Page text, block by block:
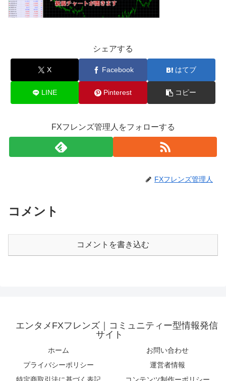
シェアする
X Facebook はてブ
LINE Pinterest コピー
FXフレンズ管理人をフォローする
FXフレンズ管理人
コメント
コメントを書き込む
エンタメFXフレンズ｜コミュニティー型情報発信
サイト
ホーム
お問い合わせ
プライバシーポリシー
運営者情報
特定商取引法に基づく表記
コンテンツ制作ーポリシー